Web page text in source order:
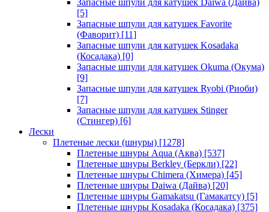
Запасные шпули для катушек Daiwa (Дайва)
[5]
Запасные шпули для катушек Favorite
(Фаворит) [11]
Запасные шпули для катушек Kosadaka
(Косадака) [0]
Запасные шпули для катушек Okuma (Окума)
[9]
Запасные шпули для катушек Ryobi (Риоби)
[7]
Запасные шпули для катушек Stinger
(Стингер) [6]
Лески
Плетеные лески (шнуры) [1278]
Плетеные шнуры Aqua (Аква) [537]
Плетеные шнуры Berkley (Беркли) [22]
Плетеные шнуры Chimera (Химера) [45]
Плетеные шнуры Daiwa (Дайва) [20]
Плетеные шнуры Gamakatsu (Гамакатсу) [5]
Плетеные шнуры Kosadaka (Косадака) [375]